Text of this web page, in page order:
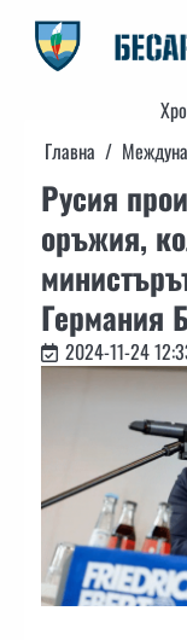
content
Главна
Русия
оръжия,
Германия
2024-11-24